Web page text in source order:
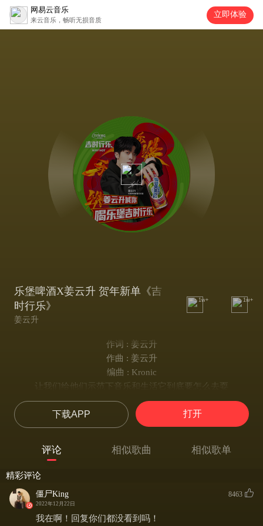
网易云音乐
来云音乐，畅听无损音质
立即体验
乐堡啤酒X姜云升 贺年新单《吉
时行乐》
姜云升
1w+ 1w+
作词 : 姜云升
作曲 : 姜云升
编曲 : Kronic
让我们给他们示范下音乐和生活它到底要怎么去耍
8点半结束了音乐节顾帅他告诉我定了个超大的卡
放开玩就现在我和我兄弟们只会去当地最高端的 CLUB
营销们疯狂地朋友圈发定位给他们预告我今晚去哪
他说他来这里不是为喝酒只是他单纯地想说话
每次我出门就必须玩到位不到点不可能想回家
YES I AM TOP
下载APP 打开
评论 相似歌曲 相似歌单
精彩评论
僵尸King
2022年12月22日
8463
我在啊！回复你们都没看到吗！